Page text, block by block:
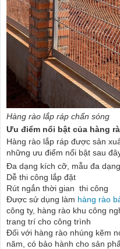
Hàng rào lắp ráp chấn sóng
Ưu điểm nổi bật của hàng
Hàng rào lắp ráp được sản
những ưu điểm nổi bật sau
Đa dạng kích cỡ, mẫu đa
Dễ thi công lắp đặt
Rút ngắn thời gian thi công
Được sử dụng làm hàng rào
công ty, hàng rào khu công
trang trí cho công trình
Đối với hàng rào nhúng kẽm
năm, có bảo hành cho sản